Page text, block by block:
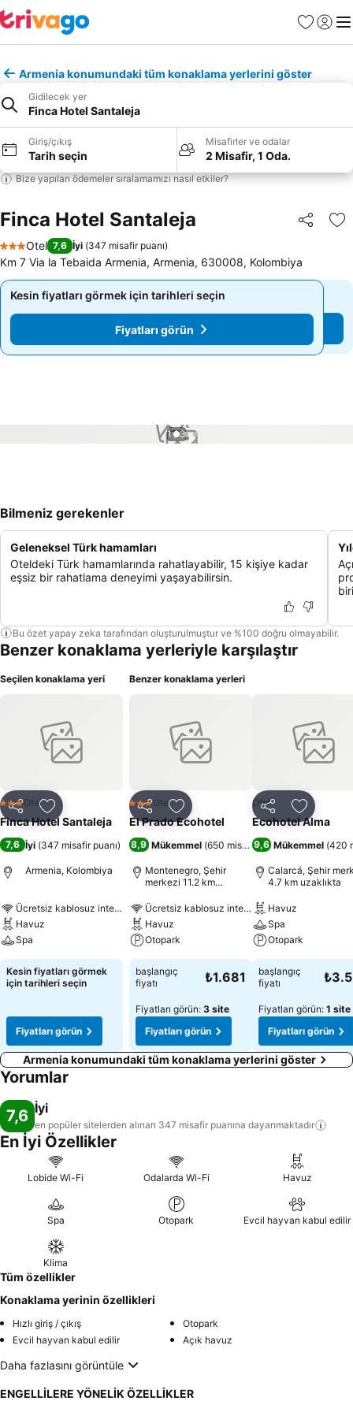
Favoriler
Giriş
Armenia konumundaki tüm konaklama yerlerini göster
Gidilecek yer
Finca Hotel Santaleja
Giriş/çıkış
Tarih seçin
Misafirler ve odalar
2 Misafir, 1 Oda.
Bize yapılan ödemeler sıralamamızı nasıl etkiler?
Finca Hotel Santaleja Paylaş
3 Yıldız
Otel 7,6 İyi (347 misafir puanı)
Km 7 Via la Tebaida Armenia, Armenia, 630008, Kolombiya
Kesin fiyatları görmek için tarihleri seçin
Fiyatları görün
Kesin fiyatları görmek için tarihleri seçin
Fiyatları görün
1 / 3
Bilmeniz gerekenler
Geleneksel Türk hamamları
Oteldeki Türk hamamlarında rahatlayabilir, 15 kişiye kadar
eşsiz bir rahatlama deneyimi yaşayabilirsin.
Bu özet yapay zeka tarafından oluşturulmuştur ve %100 doğru olmayabilir.
Benzer konaklama yerleriyle karşılaştır
Seçilen konaklama yeri
Paylaş Favorilerime ekle
3 YıldızOtel
Finca Hotel Santaleja
7,6 İyi (347 misafir puanı)
Armenia, Kolombiya
Ücretsiz kablosuz internet
Havuz
Spa
Kesin fiyatları görmek
için tarihleri seçin
Fiyatları görün
Benzer konaklama yerleri
Paylaş Favorilerime ekle
3 YıldızOtel
El Prado Ecohotel
8,9 Mükemmel (650 misafir puanı)
Montenegro, Şehir
merkezi 11.2 km
Ücretsiz kablosuz internet
Havuz
Otopark
başlangıç
fiyatı
₺1.681
Fiyatları görün: 3 site
Fiyatları görün
Paylaş
Otel
Ecohotel Alma
9,6 Mükemmel (420
Calarcá, Şehir
4.7 km uzaklıkta
Havuz
Spa
Otopark
başlangıç
fiyatı
Fiyatları görün: 1 site
Fiyatları görün
Armenia konumundaki tüm konaklama yerlerini göster
Yorumlar
7,6 İyi
en popüler sitelerden alınan 347 misafir puanına dayanmaktadır
En İyi Özellikler
Lobide Wi-Fi Odalarda Wi-Fi Havuz
Spa Otopark Evcil hayvan kabul edilir
Klima
Tüm özellikler
Konaklama yerinin özellikleri
Hızlı giriş / çıkış
Otopark
Evcil hayvan kabul edilir
Açık havuz
Daha fazlasını görüntüle
ENGELLİLERE YÖNELİK ÖZELLİKLER